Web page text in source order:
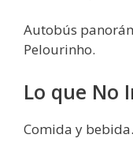
Autobús
Pelourinho.
Lo que No
Comida y bebida.